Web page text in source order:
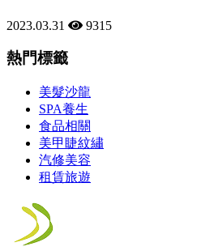
2023.03.31 9315
熱門標籤
美髮沙龍
SPA養生
食品相關
美甲睫紋繡
汽修美容
租賃旅遊